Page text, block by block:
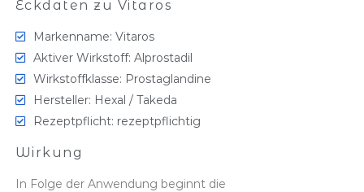
Eckdaten zu Vitaros
Markenname: Vitaros
Aktiver Wirkstoff: Alprostadil
Wirkstoffklasse: Prostaglandine
Hersteller: Hexal / Takeda
Rezeptpflicht: rezeptpflichtig
Wirkung
In Folge der Anwendung beginnt die